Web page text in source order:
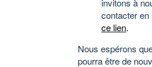
invitons à
contacter en
ce lien.
Nous espérons
pourra être de